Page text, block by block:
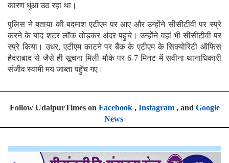
कारण धुंआ उठ रहा था।
पुलिस ने बताया की बदमाश एटीएम पर आए और उन्होंने सीसीटीवी पर स्प्रे
करने के बाद शटर लॉक तोड़कर अंदर पहुंचे। उन्होंने वहां भी सीसीटीवी पर
स्प्रे किया। उधर, एटीएम काटने पर बैंक के एटीएम के सिक्योरिटी ऑफिस
हैदराबाद से जैसे ही सूचना मिली मौके पर 6-7 मिनट में सवीना थानाधिकारी
संजीव स्वामी मय जाब्ता पहुँच गए।
Follow UdaipurTimes on Facebook, Instagram, and Google
News